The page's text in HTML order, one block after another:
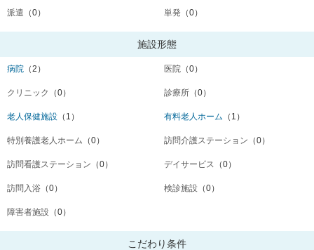
派遣 （0） 単発 （0）
施設形態
病院 （2） 医院 （0）
クリニック （0） 診療所 （0）
老人保健施設 （1） 有料老人ホーム （1）
特別養護老人ホーム （0） 訪問介護ステーション （0）
訪問看護ステーション （0） デイサービス （0）
訪問入浴 （0） 検診施設 （0）
障害者施設 （0）
こだわり条件